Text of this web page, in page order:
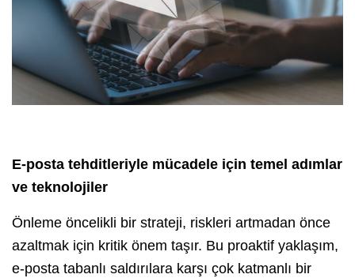
E-posta tehditleriyle mücadele için temel adımlar
ve teknolojiler
Önleme öncelikli bir strateji, riskleri artmadan önce
azaltmak için kritik önem taşır. Bu proaktif yaklaşım,
e-posta tabanlı saldırılara karşı çok katmanlı bir